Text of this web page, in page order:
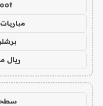
ريال